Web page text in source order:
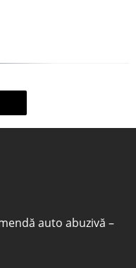
auto abuzivă –